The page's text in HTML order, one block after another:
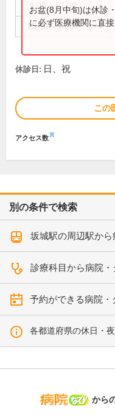
9:00～12:00 ●
15:00～18:00 ●
お盆(8月中旬)は休診
に必ず医療機関に直接
休診日: 日、祝
この
アクセス数※
別の条件で検索
坂城駅の周辺駅か
診療科目から病院
予約ができる病院
各都道府県の休日・
病院
から